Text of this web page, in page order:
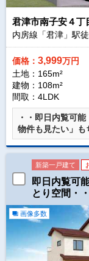
君津市南子安４丁
内房線「君津」駅
価格： 3,999万円
土地：165m²
建物：108m²
間取：4LDK
・・即日内覧可
物件も見たい」も
新築一戸建て
即日内覧可
とり空間・・
画像多数